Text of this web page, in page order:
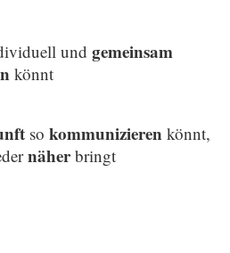
und gemeinsam
könnt
so kommunizieren könnt,
näherbringt